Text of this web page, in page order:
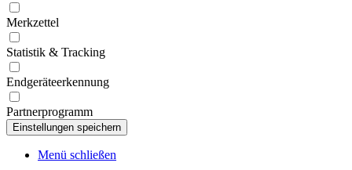
Merkzettel
Statistik & Tracking
Endgeräteerkennung
Partnerprogramm
Menü schließen